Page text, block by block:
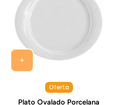
Oferta
Plato Ovalado Porcelana